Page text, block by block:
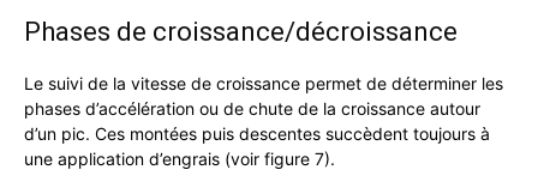
Phases de croissance/décroissance
Le suivi de la vitesse de croissance permet de déterminer les
phases d’accélération ou de chute de la croissance autour
d’un pic. Ces montées puis descentes succèdent toujours à
une application d’engrais (voir figure 7).